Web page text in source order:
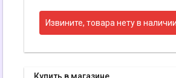
Извините, товара нету в наличии